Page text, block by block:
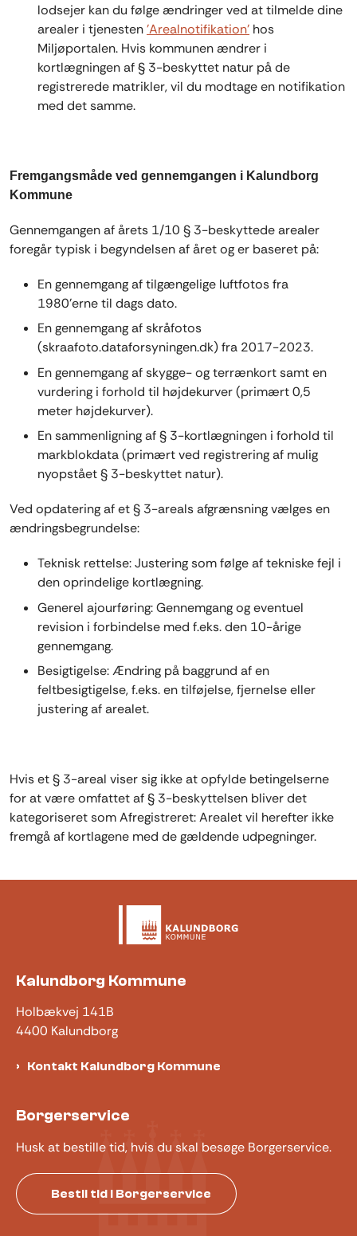
lodsejer kan du følge ændringer ved at tilmelde dine
arealer i tjenesten’Arealnotifikation’ hos
Miljøportalen. Hvis kommunen ændrer i
kortlægningen af § 3-beskyttet natur på de
registrerede matrikler, vil du modtage en notifikation
med det samme.
Fremgangsmåde ved gennemgangen i Kalundborg
Kommune
Gennemgangen af årets 1/10 § 3-beskyttede arealer
foregår typisk i begyndelsen af året og er baseret på:
En gennemgang af tilgængelige luftfotos fra
1980’erne til dags dato.
En gennemgang af skråfotos
(skraafoto.dataforsyningen.dk) fra 2017-2023.
En gennemgang af skygge- og terrænkort samt en
vurdering i forhold til højdekurver (primært 0,5
meter højdekurver).
En sammenligning af § 3-kortlægningen i forhold til
markblokdata (primært ved registrering af mulig
nyopstået § 3-beskyttet natur).
Ved opdatering af et § 3-areals afgrænsning vælges en
ændringsbegrundelse:
Teknisk rettelse: Justering som følge af tekniske fejl i
den oprindelige kortlægning.
Generel ajourføring: Gennemgang og eventuel
revision i forbindelse med f.eks. den 10-årige
gennemgang.
Besigtigelse: Ændring på baggrund af en
feltbesigtigelse, f.eks. en tilføjelse, fjernelse eller
justering af arealet.
Hvis et § 3-areal viser sig ikke at opfylde betingelserne
for at være omfattet af § 3-beskyttelsen bliver det
kategoriseret som Afregistreret: Arealet vil herefter ikke
fremgå af kortlagene med de gældende udpegninger.
Kalundborg Kommune
Holbækvej 141B
4400 Kalundborg
Kontakt Kalundborg Kommune
Borgerservice
Husk at bestille tid, hvis du skal besøge Borgerservice.
Bestil tid i Borgerservice